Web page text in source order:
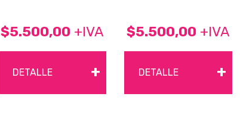
$5.500,00 +IVA
DETALLE +
$5.500,00 +IVA
DETALLE +